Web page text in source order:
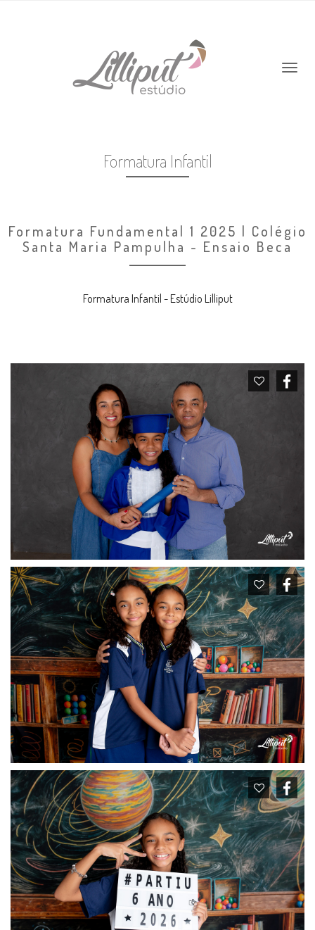
Formatura Infantil
Formatura Fundamental 1 2025 | Colégio
Santa Maria Pampulha - Ensaio Beca
Formatura Infantil - Estúdio Lilliput